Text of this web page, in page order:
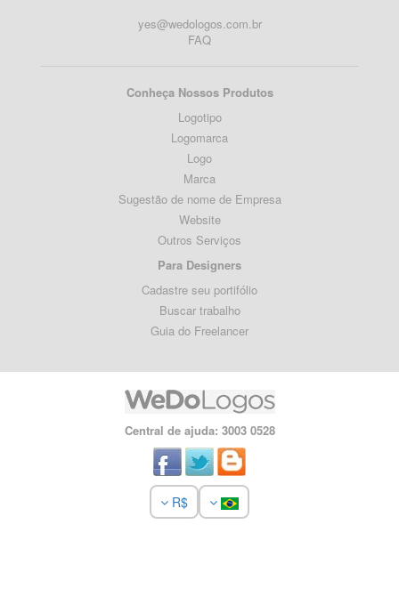
yes@wedologos.com.br
FAQ
Conheça Nossos Produtos
Logotipo
Logomarca
Logo
Marca
Sugestão de nome de Empresa
Website
Outros Serviços
Para Designers
Cadastre seu portifólio
Buscar trabalho
Guia do Freelancer
Central de ajuda: 3003 0528
R$